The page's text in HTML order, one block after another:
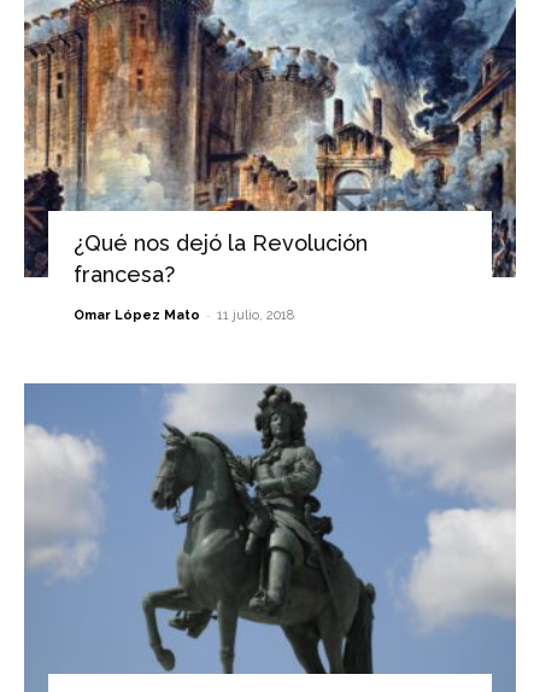
¿Qué nos dejó la Revolución
francesa?
Omar López Mato - 11 julio, 2018